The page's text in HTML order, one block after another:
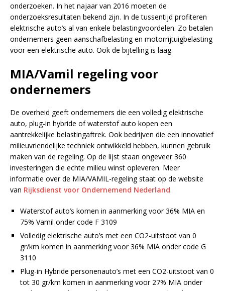
onderzoeken. In het najaar van 2016 moeten de
onderzoeksresultaten bekend zijn. In de tussentijd profiteren
elektrische auto’s al van enkele belastingvoordelen. Zo betalen
ondernemers geen aanschafbelasting en motorrijtuigbelasting
voor een elektrische auto. Ook de bijtelling is laag.
MIA/Vamil regeling voor
ondernemers
De overheid geeft ondernemers die een volledig elektrische
auto, plug-in hybride of waterstof auto kopen een
aantrekkelijke belastingaftrek. Ook bedrijven die een innovatief
milieuvriendelijke techniek ontwikkeld hebben, kunnen gebruik
maken van de regeling. Op de lijst staan ongeveer 360
investeringen die echte milieu winst opleveren. Meer
informatie over de MIA/VAMIL-regeling staat op de website
van Rijksdienst voor Ondernemend Nederland.
Waterstof auto’s komen in aanmerking voor 36% MIA en
75% Vamil onder code F 3109
Volledig elektrische auto’s met een CO2-uitstoot van 0
gr/km komen in aanmerking voor 36% MIA onder code G
3110
Plug-in Hybride personenauto’s met een CO2-uitstoot van 0
tot 30 gr/km komen in aanmerking voor 27% MIA onder